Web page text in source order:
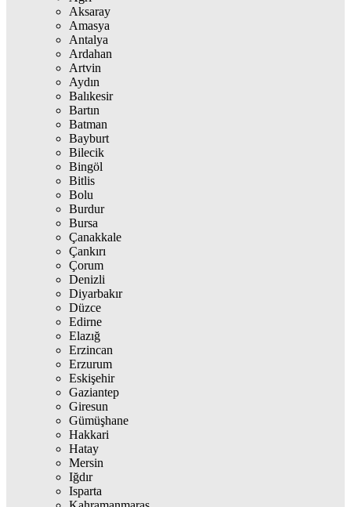
Aksaray
Amasya
Antalya
Ardahan
Artvin
Aydın
Balıkesir
Bartın
Batman
Bayburt
Bilecik
Bingöl
Bitlis
Bolu
Burdur
Bursa
Çanakkale
Çankırı
Çorum
Denizli
Diyarbakır
Düzce
Edirne
Elazığ
Erzincan
Erzurum
Eskişehir
Gaziantep
Giresun
Gümüşhane
Hakkari
Hatay
Mersin
Iğdır
Isparta